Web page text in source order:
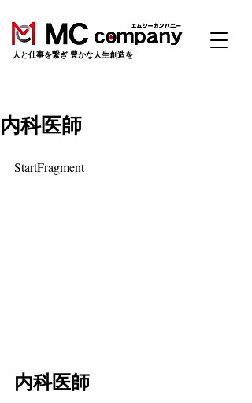
​人と仕事を繋ぎ 豊かな人生創造を
内科医師
StartFragment
内科医師